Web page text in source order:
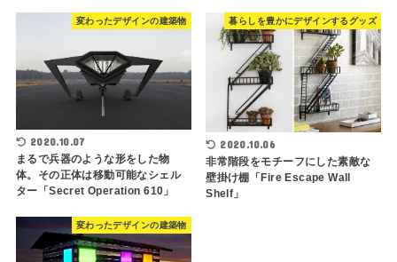
変わったデザインの建築物
2020.10.07
まるで兵器のような形をした物
体。その正体は移動可能なシェル
ター「Secret Operation 610」
暮らしを豊かにデザインするグッズ
2020.10.06
非常階段をモチーフにした素敵な
壁掛け棚「Fire Escape Wall
Shelf」
変わったデザインの建築物